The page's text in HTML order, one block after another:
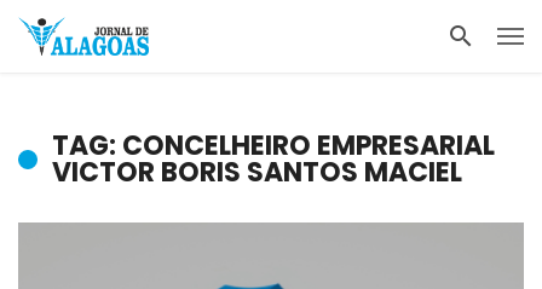
TAG: CONCELHEIRO EMPRESARIAL
VICTOR BORIS SANTOS MACIEL